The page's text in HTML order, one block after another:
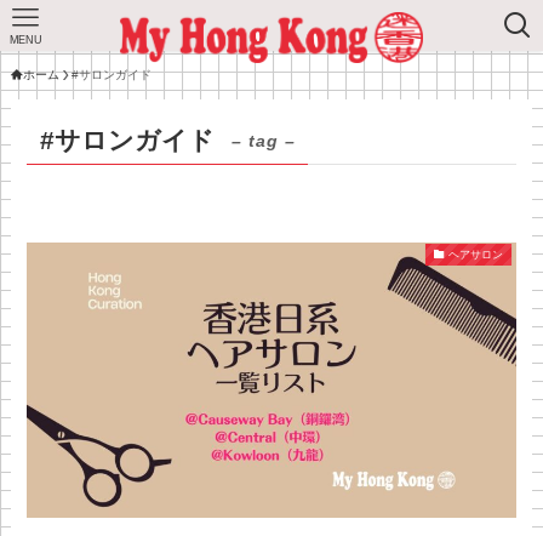
MENU
ホーム #サロンガイド
#サロンガイド – tag –
ヘアサロン